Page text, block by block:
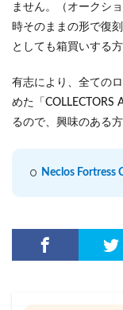
ません。（オークシ
時そのままの形で復
としても箱買いする
有志により、全ての
めた「COLLECTORS
るので、興味のある
Neclos Fortress